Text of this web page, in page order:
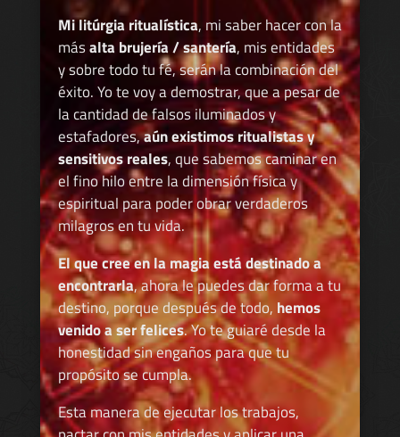
Mi litúrgia ritualística, mi saber hacer con la
másalta brujería / santería, mis entidades
y sobre todo tu fé, serán la combinación del
éxito. Yo te voy a demostrar, que a pesar de
la cantidad de falsos iluminados y
estafadores,aún existimos ritualistas y
sensitivos reales, que sabemos caminar en
el fino hilo entre la dimensión física y
espiritual para poder obrar verdaderos
milagros en tu vida.
El que cree en la magia está destinado a
encontrarla, ahora le puedes dar forma a tu
destino, porque después de todo, hemos
venido a ser felices. Yo te guiaré desde la
honestidad sin engaños para que tu
propósito se cumpla.
Esta manera de ejecutar los trabajos,